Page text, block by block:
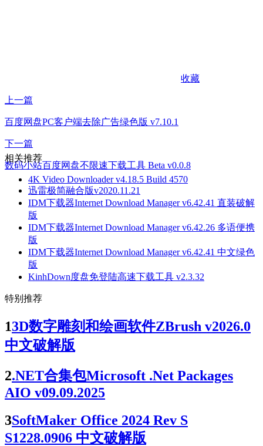
收藏
上一篇
百度网盘PC客户端去除广告绿色版 v7.10.1
下一篇
数码小站百度网盘不限速下载工具 Beta v0.0.8
相关推荐
4K Video Downloader v4.18.5 Build 4570
迅雷极简融合版v2020.11.21
IDM下载器Internet Download Manager v6.42.41 直装破解
版
IDM下载器Internet Download Manager v6.42.26 多语便携
版
IDM下载器Internet Download Manager v6.42.41 中文绿色
版
KinhDown度盘免登陆高速下载工具 v2.3.32
特别推荐
13D数字雕刻和绘画软件ZBrush v2026.0
中文破解版
2.NET合集包Microsoft .Net Packages
AIO v09.09.2025
3SoftMaker Office 2024 Rev S
S1228.0906 中文破解版